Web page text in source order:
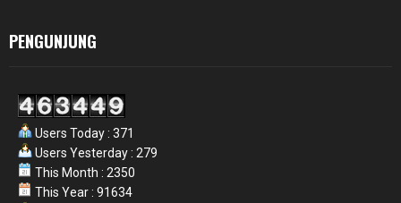
PENGUNJUNG
Users Today : 371
Users Yesterday : 279
This Month : 2350
This Year : 91634